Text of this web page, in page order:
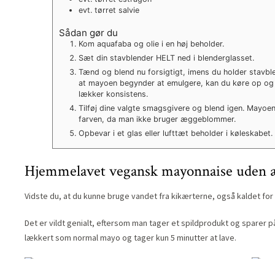
evt. tørret salvie
Sådan gør du
Kom aquafaba og olie i en høj beholder.
Sæt din stavblender HELT ned i blenderglasset.
Tænd og blend nu forsigtigt, imens du holder
at mayoen begynder at emulgere, kan du køre op
lækker konsistens.
Tilføj dine valgte smagsgivere og blend igen.
farven, da man ikke bruger æggeblommer.
Opbevar i et glas eller lufttæt beholder i køleskabet.
Hjemmelavet vegansk mayonnaise uden
Vidste du, at du kunne bruge vandet fra kikærterne, også kaldet
Det er vildt genialt, eftersom man tager et spildprodukt og sparer
lækkert som normal mayo og tager kun 5 minutter at lave.